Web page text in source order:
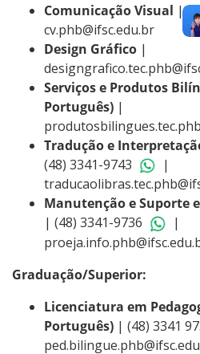
Comunicação Visual |
cv.phb@ifsc.edu.br
Design Gráfico |
Serviços e Produtos
Português) |
Tradução e
(48) 3341-9743
|
Manutenção e Suporte
| (48) 3341-9736
|
Graduação/Superior:
Licenciatura em
Português) | (48) 3341